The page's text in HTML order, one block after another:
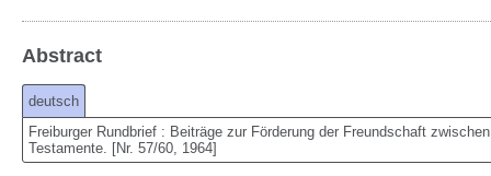
Abstract
deutsch
Freiburger Rundbrief : Beiträge zur Förderung der Freundschaft
Testamente. [Nr. 57/60, 1964]